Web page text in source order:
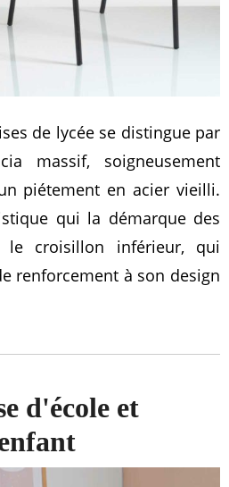
de lycée se distingue par
massif, soigneusement
piétement en acier vieilli.
qui la démarque des
le croisillon inférieur, qui
renforcement à son design
d'école et